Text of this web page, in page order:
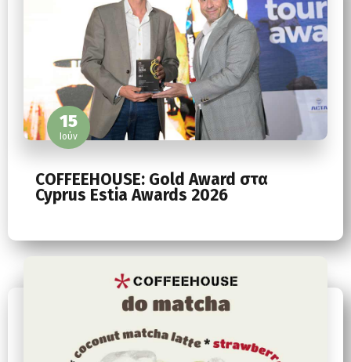
15
Ιούν
COFFEEHOUSE: Gold Award στα
Cyprus Estia Awards 2026